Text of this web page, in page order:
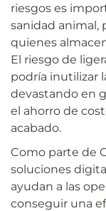
riesgos es
sanidad animal,
quienes
El riesgo de
podría inutilizar
devastando en
el ahorro de
acabado.
Como parte de
soluciones
ayudan a las
conseguir una